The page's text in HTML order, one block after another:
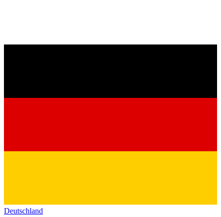
Deutschland